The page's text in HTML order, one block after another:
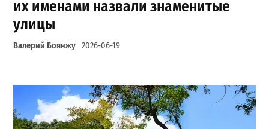
их именами назвали знаменитые
улицы
Валерий Боянжу 2026-06-19